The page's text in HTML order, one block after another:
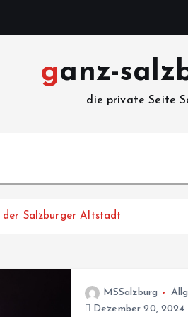
ganz-
die private Seite
der Salzburger Altstadt
MSSalzburg
Dezember 20, 2024